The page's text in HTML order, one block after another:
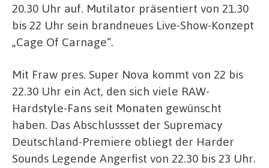
20.30 Uhr auf. Mutilator präsentiert von 21.30
bis 22 Uhr sein brandneues Live-Show-Konzept
„Cage Of Carnage“.
Mit Fraw pres. Super Nova kommt von 22 bis
22.30 Uhr ein Act, den sich viele RAW-
Hardstyle-Fans seit Monaten gewünscht
haben. Das Abschlussset der Supremacy
Deutschland-Premiere obliegt der Harder
Sounds Legende Angerfist von 22.30 bis 23 Uhr.